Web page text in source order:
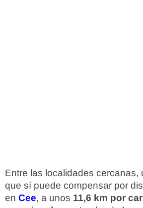
Entre las localidades cercanas,
que sí puede compensar por
en Cee, a unos 11,6 km por